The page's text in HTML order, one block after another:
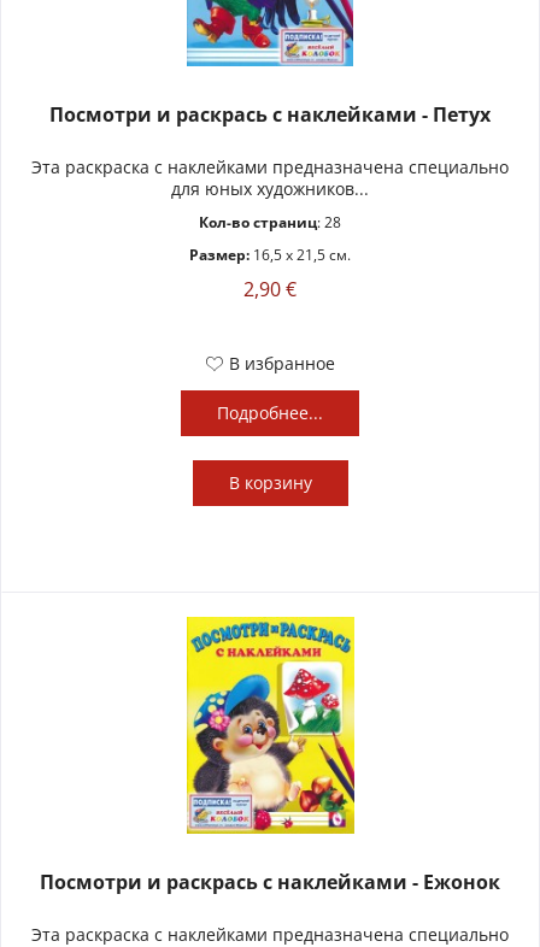
Посмотри и раскрась с наклейками - Петуx
Эта раскраска с наклейками предназначена специально
для юных художников...
Кол-во страниц: 28
Размер: 16,5 x 21,5 см.
2,90 €
В избранное
Подробнее...
В корзину
Посмотри и раскрась с наклейками - Ежонок
Эта раскраска с наклейками предназначена специально